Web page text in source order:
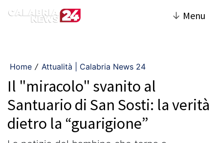
↓ Menu
Home / Attualità | Calabria News 24
Il "miracolo" svanito al
Santuario di San Sosti: la verità
dietro la “guarigione”